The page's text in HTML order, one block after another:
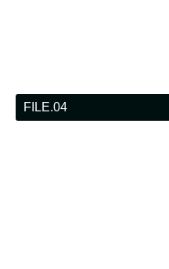
FILE.04